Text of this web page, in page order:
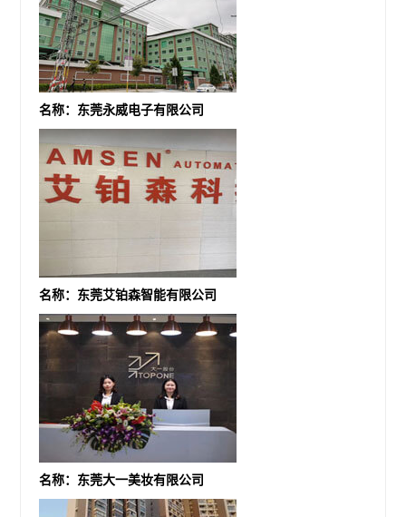
名称：东莞永威电子有限公司
名称：东莞艾铂森智能有限公司
名称：东莞大一美妆有限公司